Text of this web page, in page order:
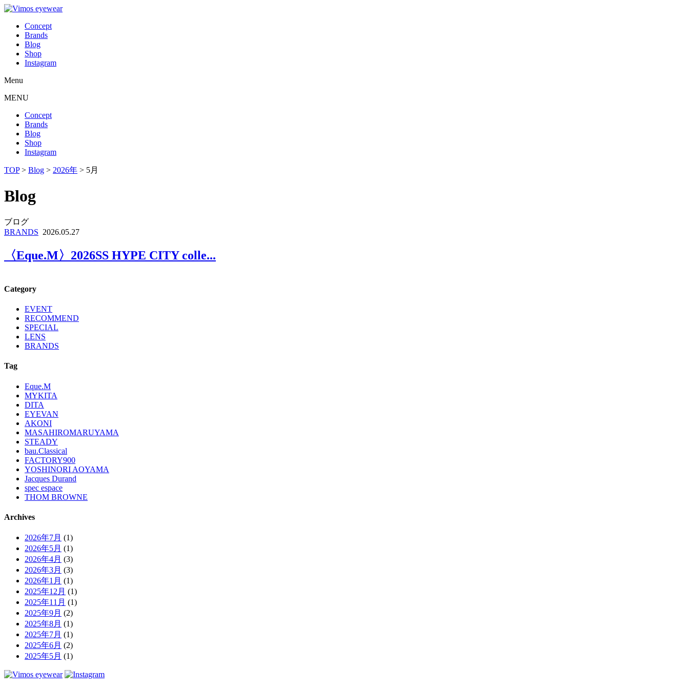
Concept
Brands
Blog
Shop
Instagram
Menu
MENU
Concept
Brands
Blog
Shop
Instagram
TOP> Blog > 2026年 > 5月
Blog
ブログ
BRANDS 2026.05.27
〈Eque.M〉2026SS HYPE CITY colle...
Category
EVENT
RECOMMEND
SPECIAL
LENS
BRANDS
Tag
Eque.M
MYKITA
DITA
EYEVAN
AKONI
MASAHIROMARUYAMA
STEADY
bau.Classical
FACTORY900
YOSHINORI AOYAMA
Jacques Durand
spec espace
THOM BROWNE
Archives
2026年7月 (1)
2026年5月 (1)
2026年4月 (3)
2026年3月 (3)
2026年1月 (1)
2025年12月 (1)
2025年11月 (1)
2025年9月 (2)
2025年8月 (1)
2025年7月 (1)
2025年6月 (2)
2025年5月 (1)